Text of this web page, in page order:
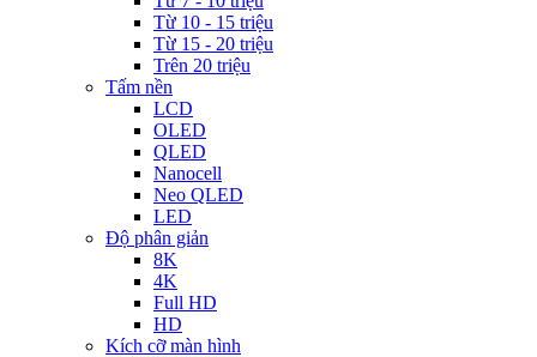
Từ 10 - 15 triệu
Từ 15 - 20 triệu
Trên 20 triệu
Tấm nền
LCD
OLED
QLED
Nanocell
Neo QLED
LED
Độ phân giản
8K
4K
Full HD
HD
Kích cỡ màn hình